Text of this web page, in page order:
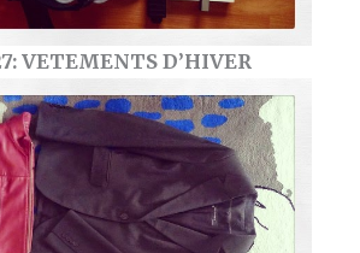
VETEMENTS D’HIVER